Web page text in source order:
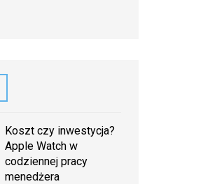
Koszt czy inwestycja?
Apple Watch w
codziennej pracy
menedżera